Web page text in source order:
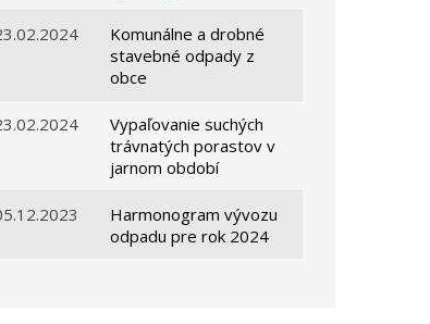
Komunálne a drobné
stavebné odpady z
obce
Vypaľovanie suchých
trávnatých porastov v
jarnom období
Harmonogram vývozu
odpadu pre rok 2024